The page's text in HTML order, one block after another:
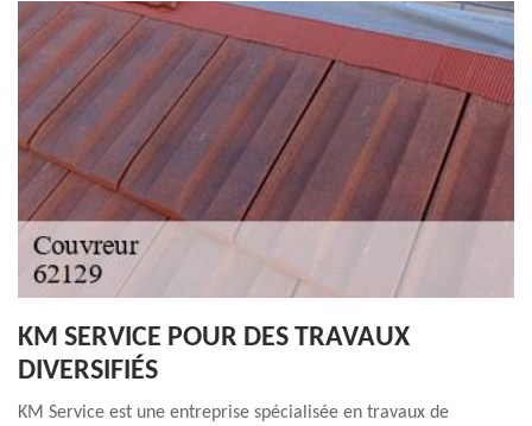
KM SERVICE POUR DES TRAVAUX
DIVERSIFIÉS
KM Service est une entreprise spécialisée en travaux de